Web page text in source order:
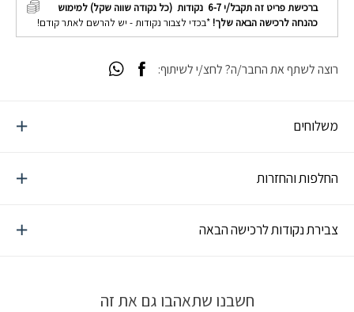
ברכישת פריט זה תקבל/י6-7 נקודות (כל נקודה שווה שקל) למימוש
כהנחה לרכישה הבאה שלך! *בכדי לצבור נקודות - יש להרשם לאתר קודם!
משלוחים
החלפות והחזרות
צבירת נקודות לרכישה הבאה
רוצה לשתף את החבר/ה? לחצ/י לשיתוף:
חשבנו שתאהבו גם את זה